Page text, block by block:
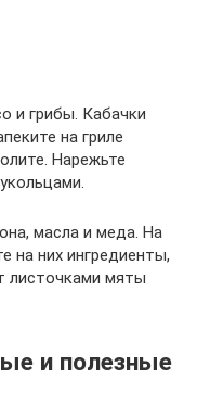
и грибы. Кабачки
на гриле
Нарежьте
масла и меда. На
на них ингредиенты,
листочками мяты
и полезные